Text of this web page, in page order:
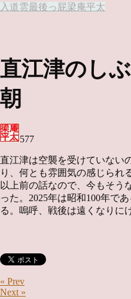
入道雲最後っ屁梁庵平太
直江津のし
朝
577
直江津は空襲を受けていない
り、何とも雰囲気の感じられ
以上前の話なので、今もそう
った。2025年は昭和100年で
る。嗚呼、戦後は遠くなりに
« Prev
Next »